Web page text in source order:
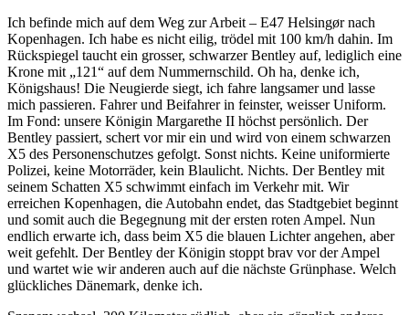
Ich befinde mich auf dem Weg zur Arbeit – E47 Helsingør nach
Kopenhagen. Ich habe es nicht eilig, trödel mit 100 km/h dahin. Im
Rückspiegel taucht ein grosser, schwarzer Bentley auf, lediglich eine
Krone mit „121“ auf dem Nummernschild. Oh ha, denke ich,
Königshaus! Die Neugierde siegt, ich fahre langsamer und lasse
mich passieren. Fahrer und Beifahrer in feinster, weisser Uniform.
Im Fond: unsere Königin Margarethe II höchst persönlich. Der
Bentley passiert, schert vor mir ein und wird von einem schwarzen
X5 des Personenschutzes gefolgt. Sonst nichts. Keine uniformierte
Polizei, keine Motorräder, kein Blaulicht. Nichts. Der Bentley mit
seinem Schatten X5 schwimmt einfach im Verkehr mit. Wir
erreichen Kopenhagen, die Autobahn endet, das Stadtgebiet beginnt
und somit auch die Begegnung mit der ersten roten Ampel. Nun
endlich erwarte ich, dass beim X5 die blauen Lichter angehen, aber
weit gefehlt. Der Bentley der Königin stoppt brav vor der Ampel
und wartet wie wir anderen auch auf die nächste Grünphase. Welch
glückliches Dänemark, denke ich.